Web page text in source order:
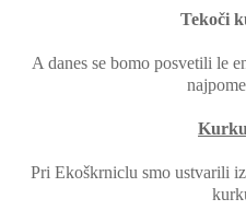
Tekoči
A danes se bomo posvetili le
Pri Ekoškrniclu smo ustvarili